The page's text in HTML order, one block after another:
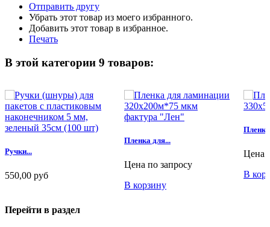
Отправить другу
Убрать этот товар из моего избранного.
Добавить этот товар в избранное.
Печать
В этой категории 9 товаров:
Ручки...
550,00 руб
Пленка для...
Цена по запросу
В корзину
Цена
В
Перейти в раздел